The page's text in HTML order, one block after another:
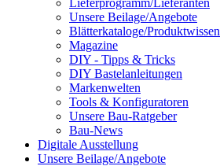
Lieferprogramm/Lieferanten
Unsere Beilage/Angebote
Blätterkataloge/Produktwissen
Magazine
DIY - Tipps & Tricks
DIY Bastelanleitungen
Markenwelten
Tools & Konfiguratoren
Unsere Bau-Ratgeber
Bau-News
Digitale Ausstellung
Unsere Beilage/Angebote